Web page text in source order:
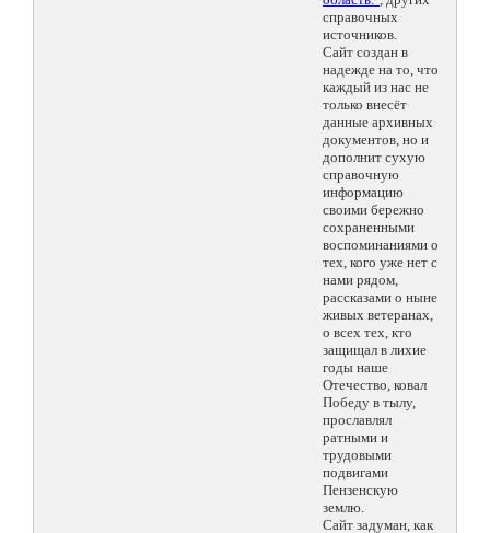
справочных
источников.
Сайт создан в
надежде на то, что
каждый из нас не
только внесёт
данные архивных
документов, но и
дополнит сухую
справочную
информацию
своими бережно
сохраненными
воспоминаниями о
тех, кого уже нет с
нами рядом,
рассказами о ныне
живых ветеранах,
о всех тех, кто
защищал в лихие
годы наше
Отечество, ковал
Победу в тылу,
прославлял
ратными и
трудовыми
подвигами
Пензенскую
землю.
Сайт задуман, как